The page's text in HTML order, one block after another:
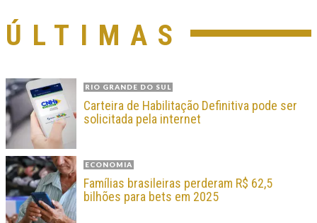
ÚLTIMAS
RIO GRANDE DO SUL
Carteira de Habilitação Definitiva pode ser
solicitada pela internet
ECONOMIA
Famílias brasileiras perderam R$ 62,5
bilhões para bets em 2025